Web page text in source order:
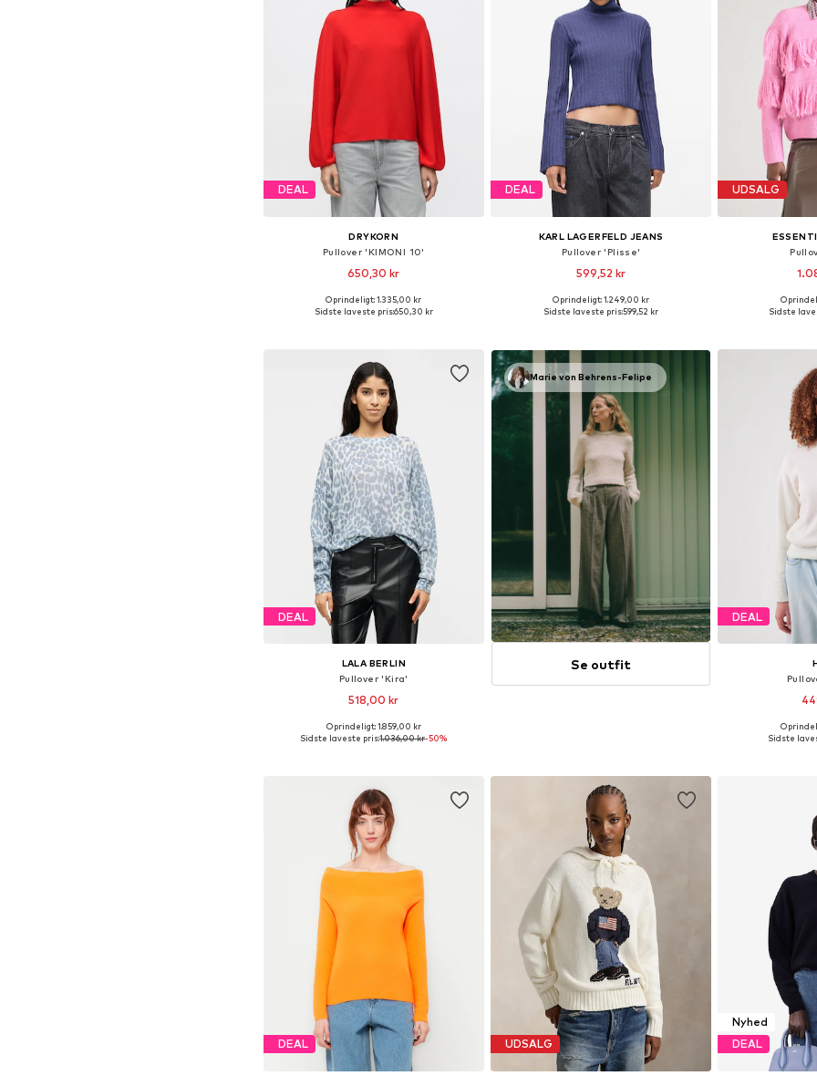
DEAL
DRYKORN
Pullover 'KIMONI 10'
650,30 kr
Tilgængelige størrelser: XS, S, M, L
Oprindeligt: 1.335,00 kr
Sidste laveste pris:650,30 kr
DEAL
KARL LAGERFELD JEANS
Pullover 'Plisse'
599,52 kr
Tilgængelige størrelser: XS, S, M, L, XL
Oprindeligt: 1.249,00 kr
Sidste laveste pris:599,52 kr
UDSALG
Tilgængelige
Sidste
DEAL
LALA BERLIN
Pullover 'Kira'
518,00 kr
Tilgængelige størrelser: XS, M, L
Oprindeligt: 1.859,00 kr
Sidste laveste pris:1.036,00 kr-50%
Marie von Behrens-Felipe
Se outfit
DEAL
Tilgængelige
Sidste
DEAL UDSALG
Nyhed
DEAL